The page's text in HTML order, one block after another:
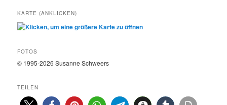
KARTE (ANKLICKEN)
FOTOS
© 1995-2026 Susanne Schweers
TEILEN